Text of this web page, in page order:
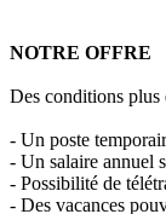
NOTRE OFFRE
Des conditions plus
- Un poste
- Un salaire annuel
- Possibilité de
- Des vacances